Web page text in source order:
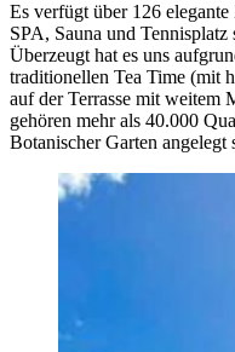
Es verfügt über 126
SPA, Sauna und
Überzeugt hat es uns
traditionellen Tea Time (mit
auf der Terrasse mit weitem
gehören mehr als 40.000
Botanischer Garten angelegt